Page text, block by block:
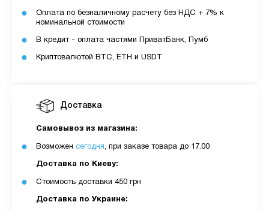
застосунку ПУМБ.
Вартість пристрою це політика та умови компанії
Доставка
Самовывоз из магазина:
Возможен сегодня, при заказе товара до 17.00
Доставка по Киеву:
Стоимость доставки 450 грн
Доставка по Украине:
Оплата по безналичному расчету без НДС + 7% к
номинальной стоимости
В кредит - оплата частями ПриватБанк, Пумб
Криптовалютой BTC, ETH и USDT